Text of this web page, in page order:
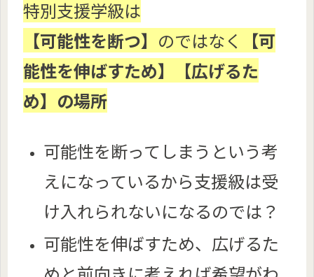
特別支援学級は
【可能性を断つ】 のではなく
【可
能性を伸ばすため】【広げるた
め】の場所
可能性を断ってしまうという考
えになっているから支援級は受
け入れられないになるのでは？
可能性を伸ばすため、広げるた